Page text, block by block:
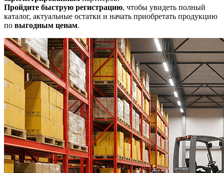
Пройдите быструю регистрацию, чтобы увидеть полный
каталог, актуальные остатки и начать приобретать продукцию
по выгодным ценам.